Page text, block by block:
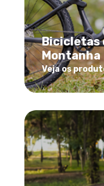
Bicicletas
Montanha
Veja os